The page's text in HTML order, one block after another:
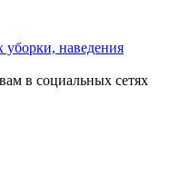
наведения
в социальных сетях